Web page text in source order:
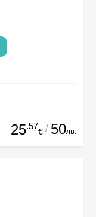
25.57
€ / 50лв.